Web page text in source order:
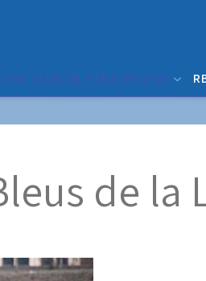
CLUB DE STRASBOURG
de la